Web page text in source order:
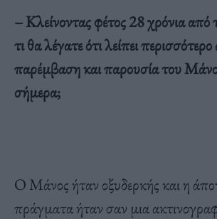
– Κλείνοντας φέτος 28 χρόνια από
τι θα λέγατε ότι λείπει
παρέμβαση και παρουσία του
σήμερα;
Ο Μάνος ήταν οξυδερκής και η
πράγματα ήταν σαν μια